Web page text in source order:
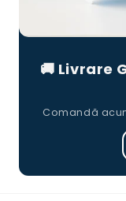
🚚 Livrare
Comandă